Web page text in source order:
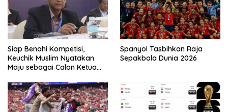
Siap Benahi Kompetisi,
Keuchik Muslim Nyatakan
Maju sebagai Calon Ketua
Spanyol Tasbihkan Raja
Sepakbola Dunia 2026